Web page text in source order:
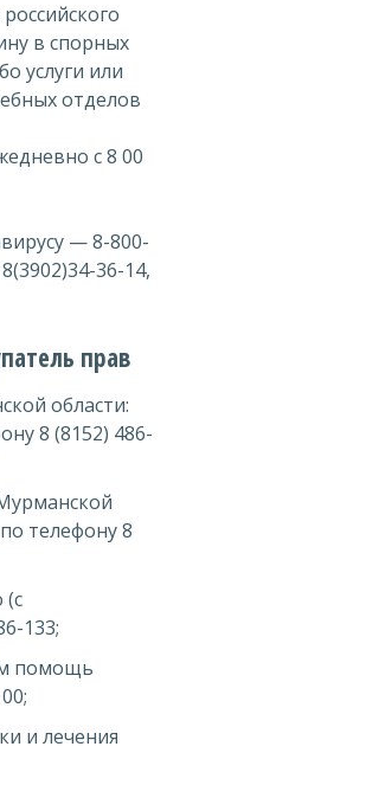
в спорных
услуги или
отделов
с 8 00
— 8-800-
36-14,
прав
области:
8 (8152) 486-
телефону 8
(с
133;
помощь
и лечения